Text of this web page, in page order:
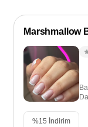
Marshmallow
%15 İndirim